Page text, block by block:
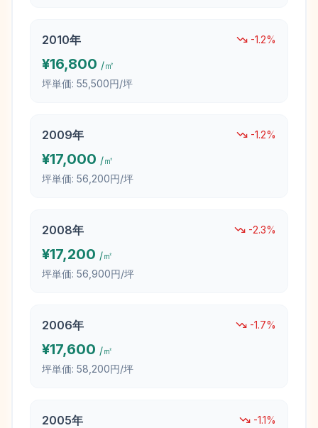
2010年 -1.2%
¥16,800 /㎡
坪単価: 55,500円/坪
2009年 -1.2%
¥17,000 /㎡
坪単価: 56,200円/坪
2008年 -2.3%
¥17,200 /㎡
坪単価: 56,900円/坪
2006年 -1.7%
¥17,600 /㎡
坪単価: 58,200円/坪
2005年 -1.1%